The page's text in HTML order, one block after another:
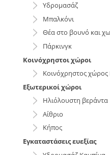
Υδρομασάζ
Μπαλκόνι
Θέα στο βουνό και
Πάρκινγκ
Κοινόχρηστοι χώροι
Κοινόχρηστος χώρος
Εξωτερικοί χώροι
Ηλιόλουστη βεράντα
Αίθριο
Κήπος
Εγκαταστάσεις ευεξίας